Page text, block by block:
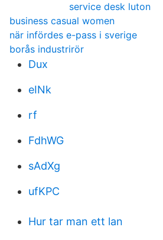
service desk luton
business casual women
när infördes e-pass i sverige
borås industrirör
Dux
eINk
rf
FdhWG
sAdXg
ufKPC
Hur tar man ett lan